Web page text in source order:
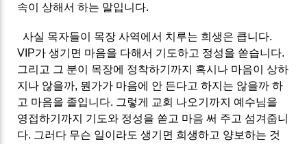
속이 상해서 하는 말입니다.
사실 목자들이 목장 사역에서 치루는 희생은 큽니다.
VIP가 생기면 마음을 다해서 기도하고 정성을 쏟습니다.
그리고 그 분이 목장에 정착하기까지 혹시나 마음이 상하
지나 않을까, 뭔가가 마음에 안 든다고 하지는 않을까 하
고 마음을 졸입니다. 그렇게 교회 나오기까지 예수님을
영접하기까지 기도와 정성을 쏟고 마음 써 주고 섬겨줍니
다. 그러다 무슨 일이라도 생기면 희생하고 양보하는 것